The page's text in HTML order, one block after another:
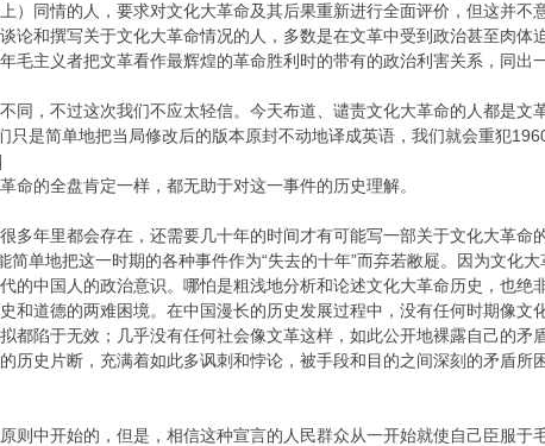
）同情的人，要求对文化大革命及其后果重新进行全面评价，但这并不
论和撰写关于文化大革命情况的人，多数是在文革中受到政治甚至肉体
毛主义者把文革看作最辉煌的革命胜利时的带有的政治利害关系，同出
同，不过这次我们不应太轻信。今天布道、谴责文化大革命的人都是文
只是简单地把当局修改后的版本原封不动地译成英语，我们就会重犯
命的全盘肯定一样，都无助于对这一事件的历史理解。
多年里都会存在，还需要几十年的时间才有可能写一部关于文化大革命
简单地把这一时期的各种事件作为“失去的十年”而弃若敝屣。因为文化
的中国人的政治意识。哪怕是粗浅地分析和论述文化大革命历史，也绝
和道德的两难困境。在中国漫长的历史发展过程中，没有任何时期像文
都陷于无效；几乎没有任何社会像文革这样，如此公开地裸露自己的矛
历史片断，充满着如此多讽刺和悖论，被手段和目的之间深刻的矛盾所
则中开始的，但是，相信这种宣言的人民群众从一开始就使自己臣服于